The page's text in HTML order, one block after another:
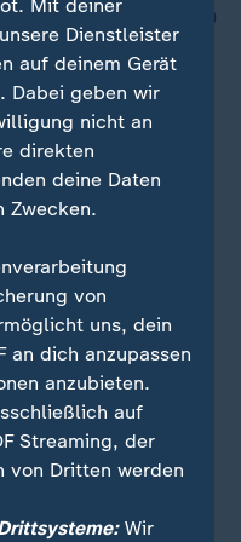
(84 Prozent)
das Berufsleben
(73)
(66)
bei der digitalen
Während
sehen nur elf
stimmen nur elf
die Lehrkräfte mit
zum Thema
Mit deiner
Dienstleister
auf deinem Gerät
Dabei geben wir
nicht an
direkten
deine Daten
Zwecken.
von
uns, dein
an dich anzupassen
anzubieten.
auf
Streaming, der
von Dritten werden
Wir